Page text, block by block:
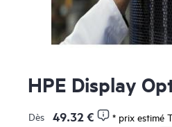
HPE Display
Dès 49.32 €
* prix estimé